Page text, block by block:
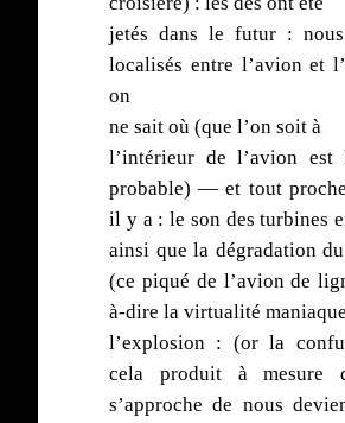
jetés dans le futur : nous
localisés entre l’avion et
on
ne sait où (que l’on soit à
l’intérieur de l’avion est
probable) — et tout
il y a : le son des turbines
ainsi que la dégradation
(ce piqué de l’avion de
à-dire la virtualité
l’explosion : (or la
cela produit à mesure
s’approche de nous